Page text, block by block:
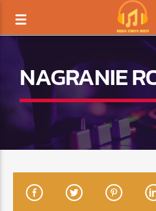
NAGRANIE